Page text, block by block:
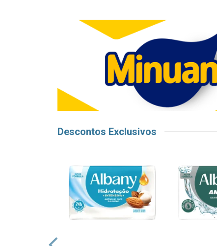
Descontos Exclusivos